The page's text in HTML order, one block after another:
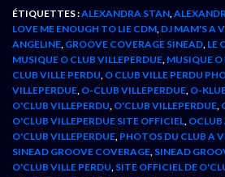
ÉTIQUETTES :ALEXANDRA STAN,
LOVE ME ENOUGH TO LIE CDM, DJ MAM'S A
ANGELINE, GROOVE COVERAGE SINEAD, LE
MUSIQUE O CLUB VILLEPERDUE, MUSIQUE O
CLUB VILLE PERDU, O CLUB VILLE PERDU
VILLEPERDUE, O-CLUB VILLEPERDUE, O-
O'CLUB VILLEPERDU, O'CLUB VILLEPERDUE,
O'CLUB VILLEPERDUE SITE OFFICIEL, OCLUB
O'CLUB VILLEPERDUE, PHOTOS DU CLUB A
SINEAD GROOVE COVERAGE, SINEAD
O'CLUB VILLE PERDU, SITE OFFICIEL DE